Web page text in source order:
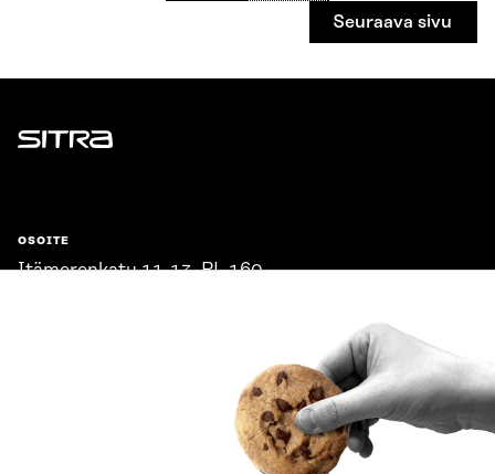
Seuraava sivu
Sitra
OSOITE
Itämerenkatu 11-13, PL 160,